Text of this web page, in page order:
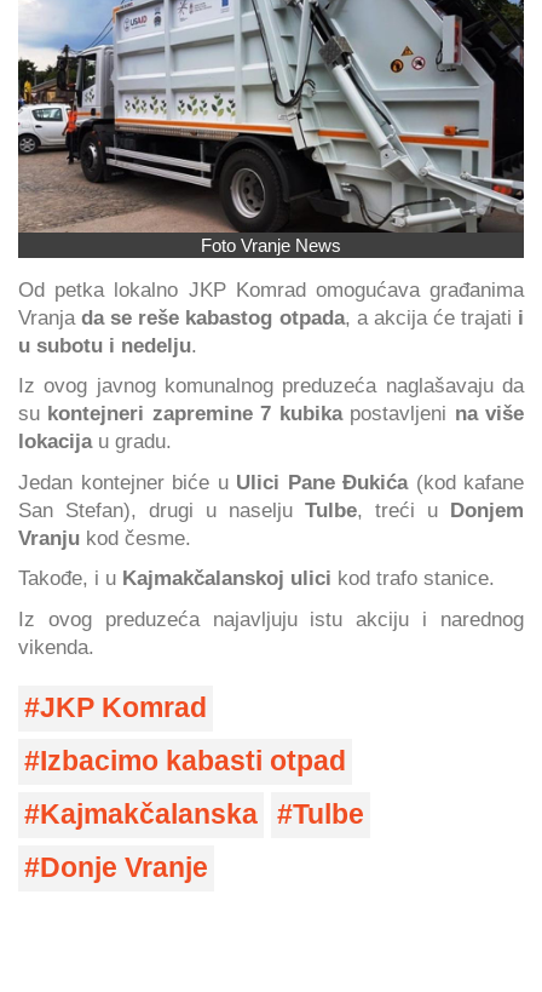
Foto Vranje News
Od petka lokalno JKP Komrad omogućava građanima
Vranjada se reše kabastog otpada, a akcija će trajati i
u subotu i nedelju.
Iz ovog javnog komunalnog preduzeća naglašavaju da
su kontejneri zapremine 7 kubikapostavljeni na više
lokacijau gradu.
Jedan kontejner biće u Ulici Pane Đukića(kod kafane
San Stefan), drugi u naselju Tulbe, treći u Donjem
Vranju kod česme.
Takođe, i u Kajmakčalanskoj ulici kod trafo stanice.
Iz ovog preduzeća najavljuju istu akciju i narednog
vikenda.
JKP Komrad
Izbacimo kabasti otpad
Kajmakčalanska
Tulbe
Donje Vranje